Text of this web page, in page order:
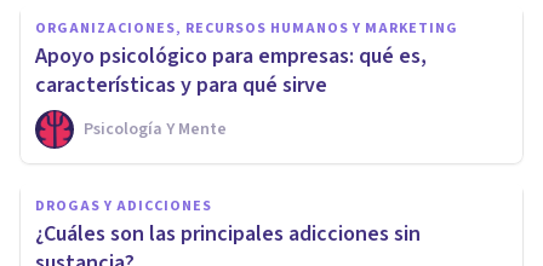
ORGANIZACIONES, RECURSOS HUMANOS Y MARKETING
Apoyo psicológico para empresas: qué es,
características y para qué sirve
Psicología Y Mente
DROGAS Y ADICCIONES
¿Cuáles son las principales adicciones sin